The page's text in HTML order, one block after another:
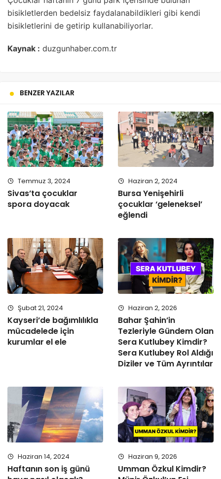
bisikletlerden bedelsiz faydalanabildikleri gibi kendi
bisikletlerini de getirip kullanabiliyorlar.
Kaynak : duzgunhaber.com.tr
BENZER YAZILAR
Temmuz 3, 2024
Sivas’ta çocuklar
spora doyacak
Haziran 2, 2024
Bursa Yenişehirli
çocuklar ‘geleneksel’
eğlendi
Şubat 21, 2024
Kayseri’de bağımlılıkla
mücadelede için
kurumlar el ele
Haziran 2, 2026
Bahar Şahin’in
Tezleriyle Gündem Olan
Sera Kutlubey Kimdir?
Sera Kutlubey Rol Aldığı
Diziler ve Tüm Ayrıntılar
Haziran 14, 2024
Haftanın son iş günü
Haziran 9, 2026
Umman Özkul Kimdir?